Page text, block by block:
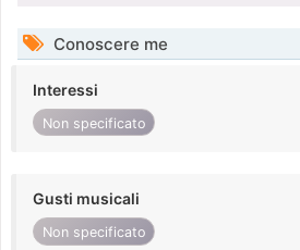
Conoscere me
Interessi
Non specificato
Gusti musicali
Non specificato